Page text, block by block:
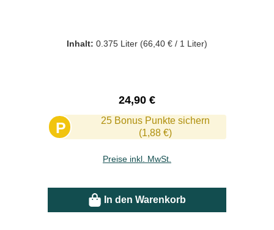
Inhalt: 0.375 Liter (66,40 € / 1 Liter)
Regulärer Preis:
24,90 €
P
25 Bonus Punkte sichern
(1,88 €)
Preise inkl. MwSt.
In den Warenkorb